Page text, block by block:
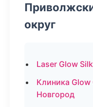
округ
Laser Glow
Клиника
Новгород